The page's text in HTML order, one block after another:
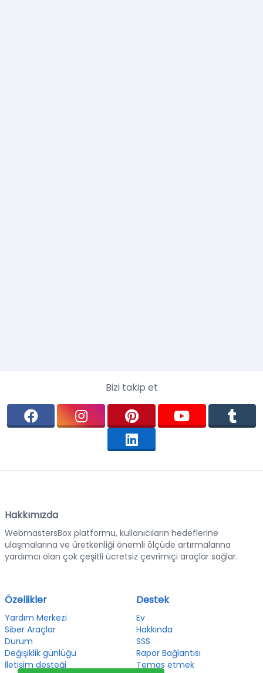
Bizi takip et
Hakkımızda
WebmastersBox platformu, kullanıcıların hedeflerine
ulaşmalarına ve üretkenliği önemli ölçüde artırmalarına
yardımcı olan çok çeşitli ücretsiz çevrimiçi araçlar sağlar.
Özellikler
Yardım Merkezi
Siber Araçlar
Durum
Değişiklik günlüğü
İletişim desteği
Destek
Ev
Hakkında
SSS
Rapor Bağlantısı
Temas etmek